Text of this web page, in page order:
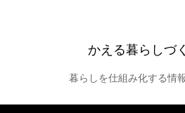
かえる暮らしづ
暮らしを仕組み化する情